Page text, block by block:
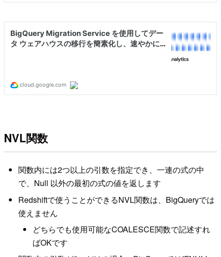
NVL関数
関数内には2つ以上の引数を指定でき、一連の式の中
で、Null 以外の最初の式の値を返します
Redshiftで使うことができるNVL関数は、BigQueryでは
使えません
どちらでも使用可能なCOALESCE関数で記述すれ
ばOKです